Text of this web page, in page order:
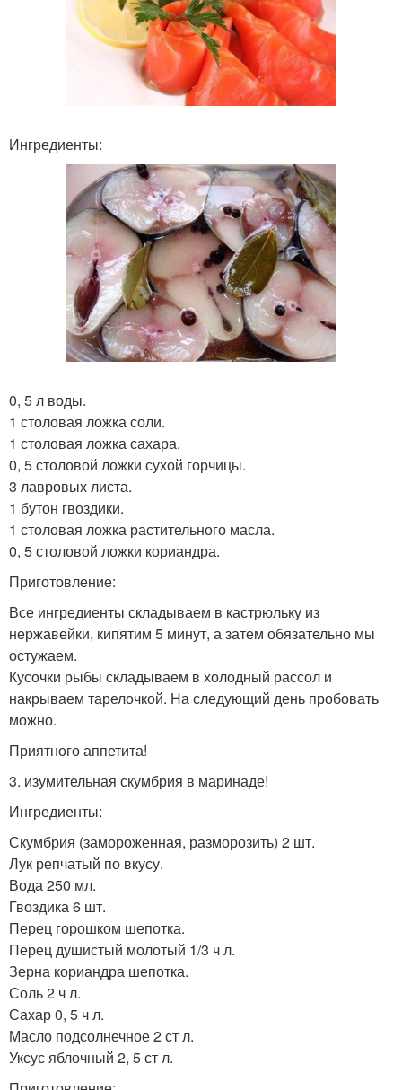
Ингредиенты:
0, 5 л воды.
1 столовая ложка соли.
1 столовая ложка сахара.
0, 5 столовой ложки сухой горчицы.
3 лавровых листа.
1 бутон гвоздики.
1 столовая ложка растительного масла.
0, 5 столовой ложки кориандра.
Приготовление:
Все ингредиенты складываем в кастрюльку из
нержавейки, кипятим 5 минут, а затем обязательно мы
остужаем.
Кусочки рыбы складываем в холодный рассол и
накрываем тарелочкой. На следующий день пробовать
можно.
Приятного аппетита!
3. изумительная скумбрия в маринаде!
Ингредиенты:
Скумбрия (замороженная, разморозить) 2 шт.
Лук репчатый по вкусу.
Вода 250 мл.
Гвоздика 6 шт.
Перец горошком шепотка.
Перец душистый молотый 1/3 ч л.
Зерна кориандра шепотка.
Соль 2 ч л.
Сахар 0, 5 ч л.
Масло подсолнечное 2 ст л.
Уксус яблочный 2, 5 ст л.